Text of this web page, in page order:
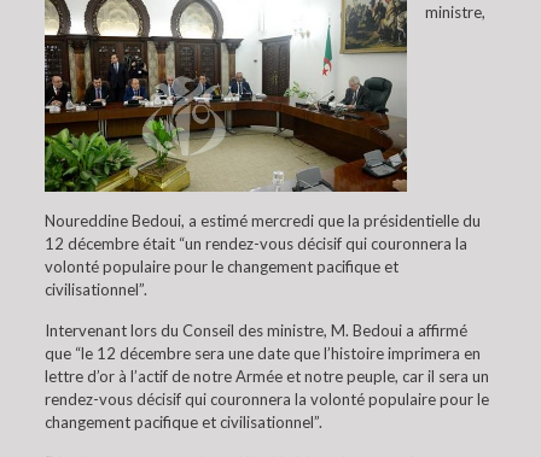
ministre,
Noureddine Bedoui, a estimé mercredi que la présidentielle du
12 décembre était “un rendez-vous décisif qui couronnera la
volonté populaire pour le changement pacifique et
civilisationnel”.
Intervenant lors du Conseil des ministre, M. Bedoui a affirmé
que “le 12 décembre sera une date que l’histoire imprimera en
lettre d’or à l’actif de notre Armée et notre peuple, car il sera un
rendez-vous décisif qui couronnera la volonté populaire pour le
changement pacifique et civilisationnel”.